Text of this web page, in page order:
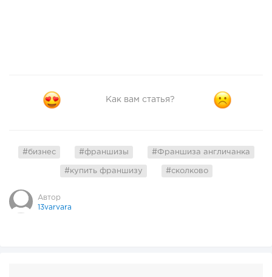
Как вам статья?
#бизнес #франшизы #Франшиза англичанка
#купить франшизу #сколково
Автор
13varvara